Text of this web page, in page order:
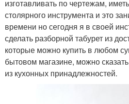
изготавливать по чертежам,
столярного инструмента и это
времени но сегодня я в своей
сделать разборной табурет из
которые можно купить в любом
бытовом магазине, можно
из кухонных принадлежностей.